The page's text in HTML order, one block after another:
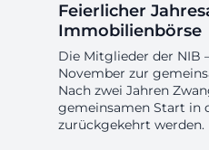
Feierlicher
Immobilienbörse
Die Mitglieder der NIB
November zur
Nach zwei Jahren
gemeinsamen Start in
zurückgekehrt werden.